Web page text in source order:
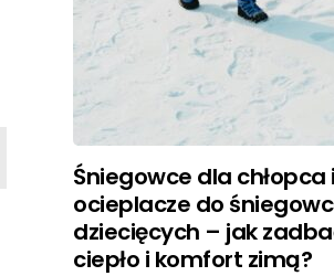
Śniegowce dla chłopca i
ocieplacze do
dziecięcych – jak
ciepło i komfort zimą?